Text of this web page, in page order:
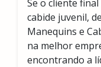
Se o cliente
cabide juvenil,
Manequins e
na melhor
encontrando a